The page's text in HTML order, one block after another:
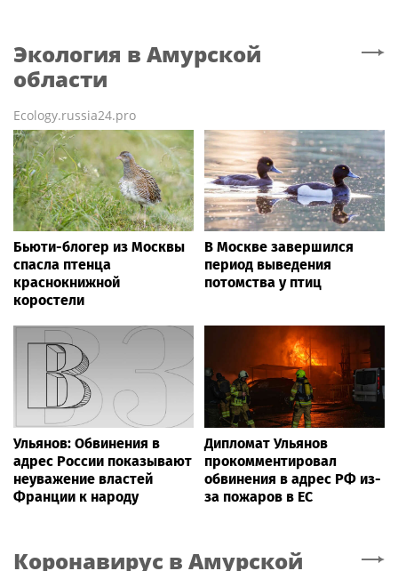
Экология в Амурской
области
Ecology.russia24.pro
Бьюти-блогер из Москвы
спасла птенца
краснокнижной
коростели
В Москве завершился
период выведения
потомства у птиц
Ульянов: Обвинения в
адрес России показывают
неуважение властей
Франции к народу
Дипломат Ульянов
прокомментировал
обвинения в адрес РФ из-
за пожаров в ЕС
Коронавирус в Амурской